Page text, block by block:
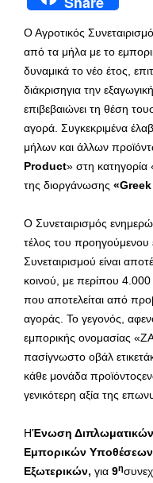
Ο Αγροτικός
από τα μήλα με το
δυναμικά το νέο έτος,
διάκρισηγια την
επιβεβαιώνει τη θέση
αγορά. Συγκεκριμένα
μήλων και άλλων
Product» στη κατηγορία
της διοργάνωσης «Greek
Ο Συνεταιρισμός
τέλος του προηγούμενου
Συνεταιρισμού είναι
κοινού, με περίπου 4.000
που αποτελείται από
αγοράς. Το γεγονός,
εμπορικής ονομασίας
πασίγνωστο οβάλ
κάθε μονάδα
γενικότερη αξία της
ΗΈνωση
Εμπορικών
Εξωτερικών, για 9η